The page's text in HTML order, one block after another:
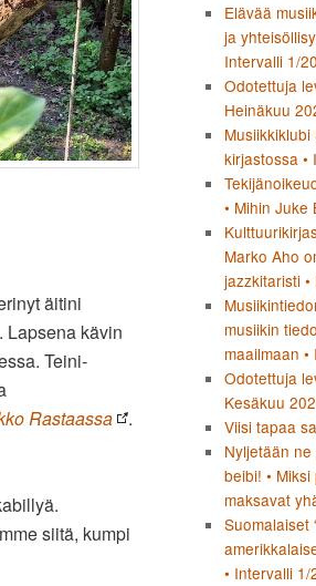
äitini
Lapsena kävin
Teini-
Rastaassa
.
siitä, kumpi
Elävää
ja
Intervalli 1/
Odotettuja
Heinäkuu
kirjastossa •
• Mihin Juke
Marko Aho
jazzkitaristi
musiikin
maailmaan
Odotettuja
Kesäkuu
Viisi tapaa
Nyljetään
beibi! •
maksavat
Suomalaiset
• Intervalli 1/